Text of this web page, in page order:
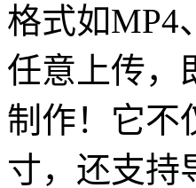
格式如MP4
任意上传，
制作！它不
寸，还支持